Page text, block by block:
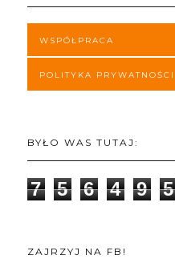
WSPÓŁPRACA
POLITYKA PRYWATNOŚCI
BYŁO WAS TUTAJ:
7 5 6 4 9 5
ZAJRZYJ NA FB!